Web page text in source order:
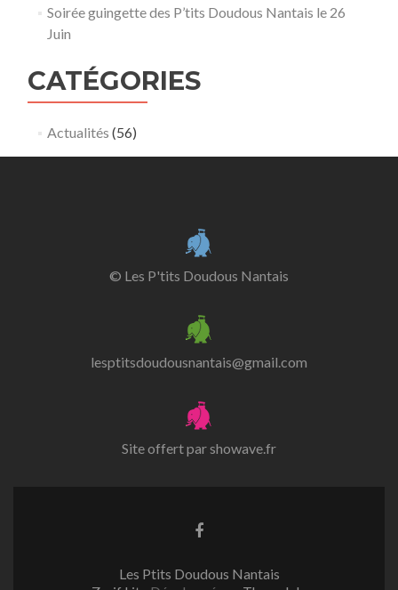
Soirée guingette des P’tits Doudous Nantais le 26
Juin
CATÉGORIES
Actualités (56)
© Les P'tits Doudous Nantais
lesptitsdoudousnantais@gmail.com
Site offert parshowave.fr
Lien
Les Ptits Doudous Nantais